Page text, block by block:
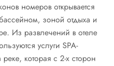
номеров открывается
зоной отдыха и
Из развлечений в отеле
услуги SPA-
которая с 2-х сторон